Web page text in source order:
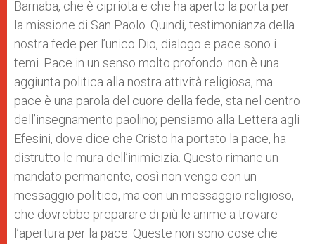
Barnaba, che è cipriota e che ha aperto la porta per
la missione di San Paolo. Quindi, testimonianza della
nostra fede per l’unico Dio, dialogo e pace sono i
temi. Pace in un senso molto profondo: non è una
aggiunta politica alla nostra attività religiosa, ma
pace è una parola del cuore della fede, sta nel centro
dell’insegnamento paolino; pensiamo alla Lettera agli
Efesini, dove dice che Cristo ha portato la pace, ha
distrutto le mura dell’inimicizia. Questo rimane un
mandato permanente, così non vengo con un
messaggio politico, ma con un messaggio religioso,
che dovrebbe preparare di più le anime a trovare
l’apertura per la pace. Queste non sono cose che